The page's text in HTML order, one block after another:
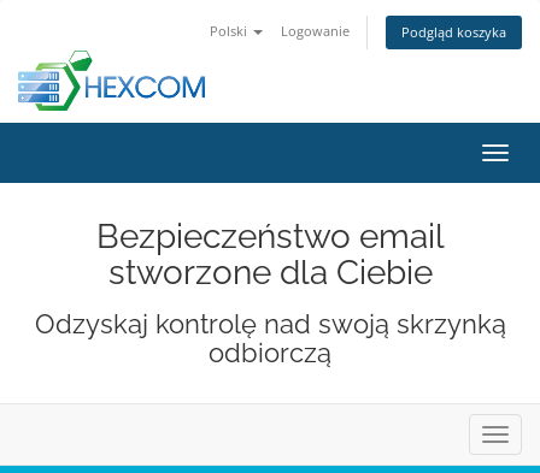
Polski Logowanie Podgląd koszyka
Bezpieczeństwo email
stworzone dla Ciebie
Odzyskaj kontrolę nad swoją skrzynką
odbiorczą